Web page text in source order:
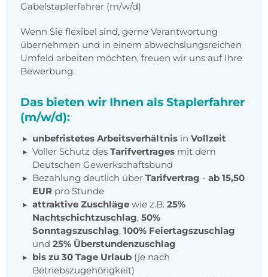
Gabelstaplerfahrer (m/w/d)
Wenn Sie flexibel sind, gerne Verantwortung
übernehmen und in einem abwechslungsreichen
Umfeld arbeiten möchten, freuen wir uns auf Ihre
Bewerbung.
Das bieten wir Ihnen als Staplerfahrer
(m/w/d):
unbefristetes Arbeitsverhältnis in Vollzeit
Voller Schutz des Tarifvertrages mit dem
Deutschen Gewerkschaftsbund
Bezahlung deutlich über Tarifvertrag - ab 15,50
EUR pro Stunde
attraktive Zuschläge wie z.B. 25%
Nachtschichtzuschlag, 50%
Sonntagszuschlag, 100% Feiertagszuschlag
und 25% Überstundenzuschlag
bis zu 30 Tage Urlaub (je nach
Betriebszugehörigkeit)